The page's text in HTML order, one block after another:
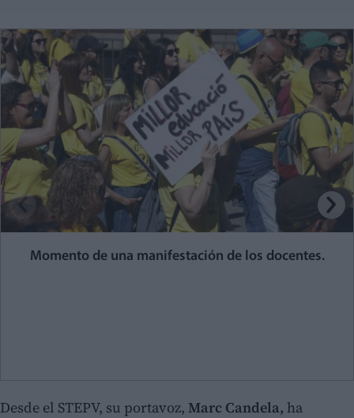
Momento de una manifestación de los docentes.
Desde el STEPV, su portavoz, Marc Candela, ha